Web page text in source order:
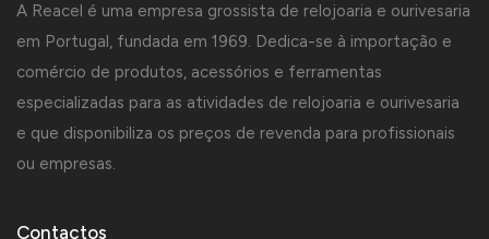
A Reacel é uma empresa grossista de relojoaria e ourivesaria
em Portugal, fundada em 1969. Dedica-se à importação e
comércio de produtos, acessórios e ferramentas
especializadas para as atividades de relojoaria e ourivesaria
e que disponibiliza os preços de revenda para profissionais
ou empresas.
Contactos